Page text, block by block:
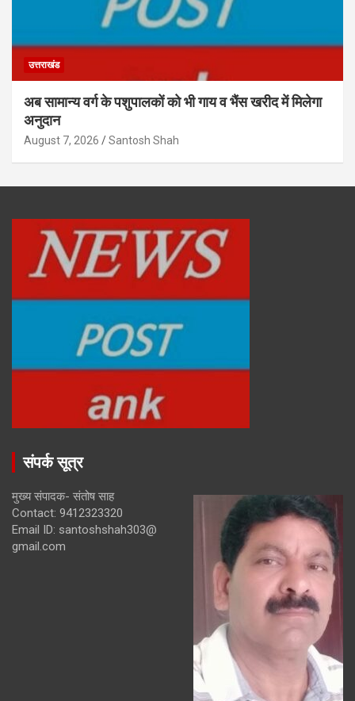
उत्तराखंड
अब सामान्य वर्ग के पशुपालकों को भी गाय व भैंस खरीद में मिलेगा
अनुदान
August 7, 2026 Santosh Shah
संपर्क सूत्र
मुख्य संपादक- संतोष साह
Contact: 9412323320
Email ID: santoshshah303@
gmail.com